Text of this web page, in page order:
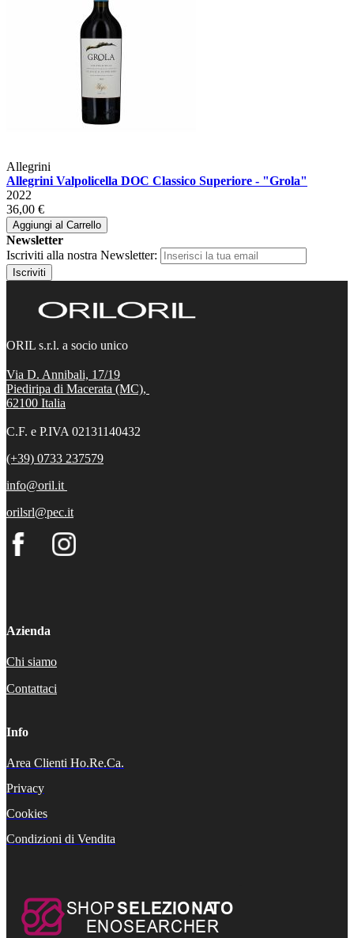
Allegrini
Allegrini Valpolicella DOC Classico Superiore - "Grola"
2022
36,00 €
Aggiungi al Carrello
Newsletter
Iscriviti alla nostra Newsletter:
Iscriviti
ORIL s.r.l. a socio unico
Via D. Annibali, 17/19
Piediripa di Macerata (MC),
62100 Italia
C.F. e P.IVA 02131140432
(+39) 0733 237579
info@oril.it
orilsrl@pec.it
Azienda
Chi siamo
Contattaci
Info
Area Clienti Ho.Re.Ca.
Privacy
Cookies
Condizioni di Vendita